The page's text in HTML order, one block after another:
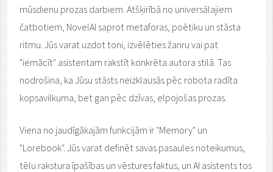
mūsdienu prozas darbiem. Atšķirībā no universālajiem
čatbotiem, NovelAI saprot metaforas, poētiku un stāsta
ritmu. Jūs varat uzdot toni, izvēlēties žanru vai pat
"iemācīt" asistentam rakstīt konkrēta autora stilā. Tas
nodrošina, ka Jūsu stāsts neizklausās pēc robota radīta
kopsavilkuma, bet gan pēc dzīvas, elpojošas prozas.
Viena no jaudīgākajām funkcijām ir "Memory" un
"Lorebook". Jūs varat definēt savas pasaules noteikumus,
tēlu rakstura īpašības un vēstures faktus, un AI asistents tos